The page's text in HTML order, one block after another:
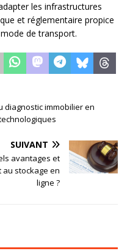
les infrastructures
et réglementaire propice
de transport.
diagnostic immobilier en
SUIVANT
avantages et
stockage en
ligne ?